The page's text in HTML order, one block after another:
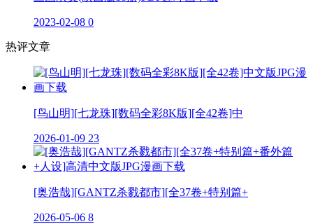
2023-02-08 0
热评文章
[鸟山明][七龙珠][数码全彩8K版][全42卷]中
2026-01-09 23
[奥浩哉][GANTZ杀戮都市][全37卷+特别篇+
2026-05-06 8